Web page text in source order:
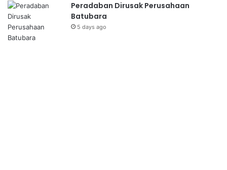
Peradaban Dirusak Perusahaan
Batubara
5 days ago